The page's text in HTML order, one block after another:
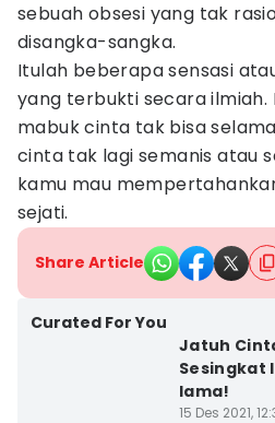
sebuah obsesi yang tak
disangka-sangka.
Itulah beberapa sensasi
yang terbukti secara ilmiah.
mabuk cinta tak bisa
cinta tak lagi semanis atau
kamu mau
sejati.
Share Article
Curated For You
Jatuh
Sesingkat
lama!
15 Des 2021,